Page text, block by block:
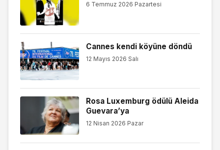
6 Temmuz 2026 Pazartesi
Cannes kendi köyüne döndü
12 Mayıs 2026 Salı
Rosa Luxemburg ödülü Aleida
Guevara’ya
12 Nisan 2026 Pazar